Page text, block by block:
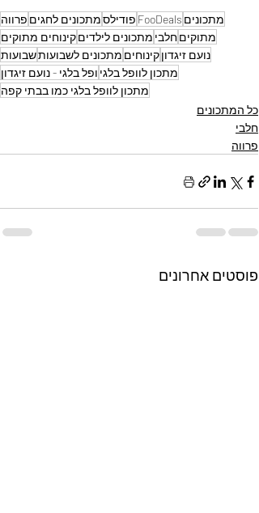
מתכונים FooDeals פודילסמתכונים לחגים פרווה
מתוקיםחלבי מתכונים לילדיםקינוחים מתוקים
נועם זיגדוןקינוחים מתכונים לשבועותשבועות
מתכון לוופל בלגי ופל בלגי - נועם זיגדון
מתכון לוופל בלגי כמו בבתי קפה
כל המתכונים
חלבי
פרווה
פוסטים אחרונים